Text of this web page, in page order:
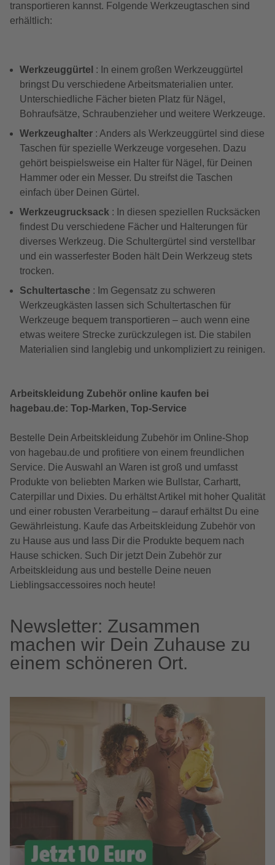
transportieren kannst. Folgende Werkzeugtaschen sind
erhältlich:
Werkzeuggürtel : In einem großen Werkzeuggürtel
bringst Du verschiedene Arbeitsmaterialien unter.
Unterschiedliche Fächer bieten Platz für Nägel,
Bohraufsätze, Schraubenzieher und weitere Werkzeuge.
Werkzeughalter : Anders als Werkzeuggürtel sind diese
Taschen für spezielle Werkzeuge vorgesehen. Dazu
gehört beispielsweise ein Halter für Nägel, für Deinen
Hammer oder ein Messer. Du streifst die Taschen
einfach über Deinen Gürtel.
Werkzeugrucksack : In diesen speziellen Rucksäcken
findest Du verschiedene Fächer und Halterungen für
diverses Werkzeug. Die Schultergürtel sind verstellbar
und ein wasserfester Boden hält Dein Werkzeug stets
trocken.
Schultertasche : Im Gegensatz zu schweren
Werkzeugkästen lassen sich Schultertaschen für
Werkzeuge bequem transportieren – auch wenn eine
etwas weitere Strecke zurückzulegen ist. Die stabilen
Materialien sind langlebig und unkompliziert zu reinigen.
Arbeitskleidung Zubehör online kaufen bei
hagebau.de: Top-Marken, Top-Service
Bestelle Dein Arbeitskleidung Zubehör im Online-Shop
von hagebau.de und profitiere von einem freundlichen
Service. Die Auswahl an Waren ist groß und umfasst
Produkte von beliebten Marken wie Bullstar, Carhartt,
Caterpillar und Dixies. Du erhältst Artikel mit hoher Qualität
und einer robusten Verarbeitung – darauf erhältst Du eine
Gewährleistung. Kaufe das Arbeitskleidung Zubehör von
zu Hause aus und lass Dir die Produkte bequem nach
Hause schicken. Such Dir jetzt Dein Zubehör zur
Arbeitskleidung aus und bestelle Deine neuen
Lieblingsaccessoires noch heute!
Newsletter: Zusammen
machen wir Dein Zuhause zu
einem schöneren Ort.